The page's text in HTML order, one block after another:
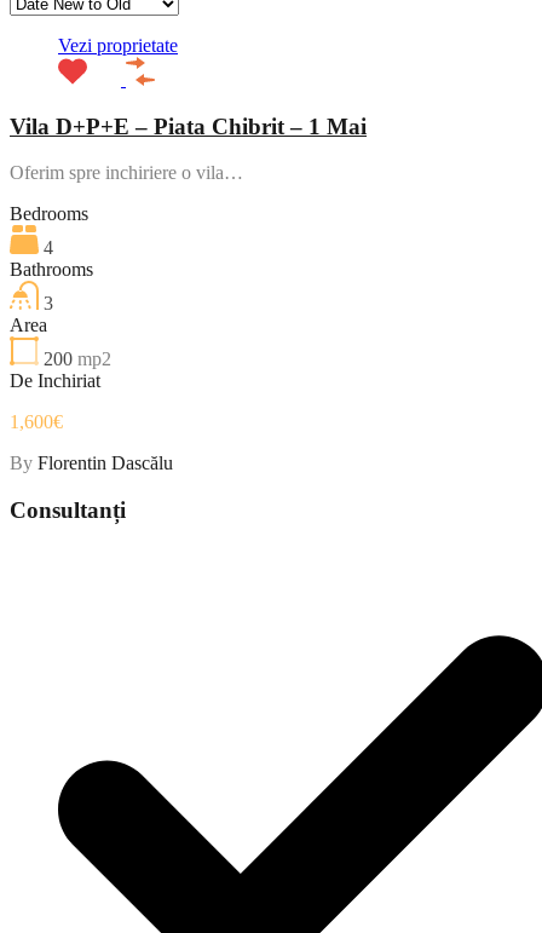
Vezi proprietate
Vila D+P+E – Piata Chibrit – 1 Mai
Oferim spre inchiriere o vila…
Bedrooms
4
Bathrooms
3
Area
200 mp2
De Inchiriat
1,600€
By Florentin Dascălu
Consultanți